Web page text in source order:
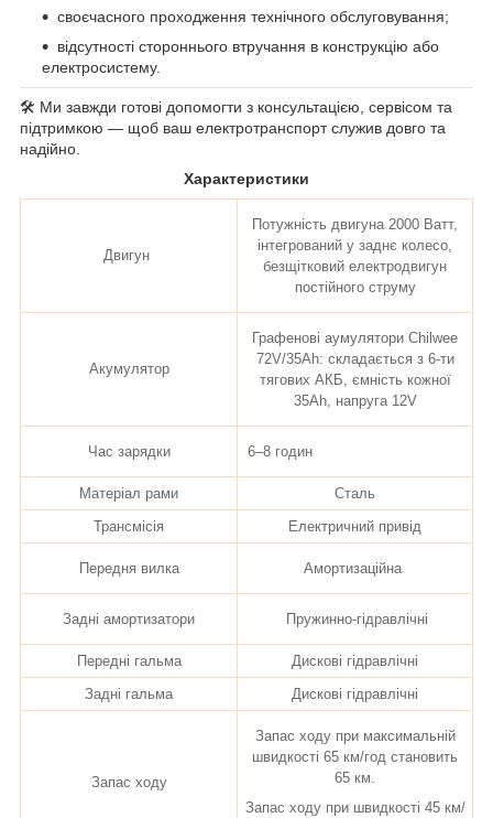
своєчасного проходження технічного обслуговування;
відсутності стороннього втручання в конструкцію або
електросистему.
🛠️ Ми завжди готові допомогти з консультацією, сервісом та
підтримкою — щоб ваш електротранспорт служив довго та
надійно.
Характеристики
Двигун
Потужність двигуна 2000 Ватт,
інтегрований у заднє колесо,
безщітковий електродвигун
постійного струму
Акумулятор
Графенові аумулятори Chilwee
72V/35Ah: складається з 6-ти
тягових АКБ, ємність кожної
35Аh, напруга 12V
Час зарядки 6–8 годин
Матеріал рами
Сталь
Трансмісія
Електричний привід
Передня вилка Амортизаційна
Задні амортизатори Пружинно-гідравлічні
Передні гальма
Дискові гідравлічні
Задні гальма
Дискові гідравлічні
Запас ходу
Запас ходу при максимальній
швидкості 65 км/год становить
65 км.
Запас ходу при швидкості 45 км/